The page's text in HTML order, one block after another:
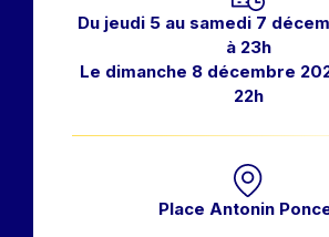
Du jeudi 5 au samedi 7
à 23h
Le dimanche 8 décembre
22h
Place Antonin